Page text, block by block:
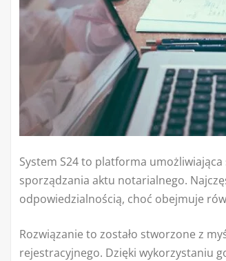
System S24 to platforma
sporządzania aktu notarialnego.
odpowiedzialnością, choć obejmuje
Rozwiązanie to zostało stworzone z
rejestracyjnego. Dzięki wykorzystaniu